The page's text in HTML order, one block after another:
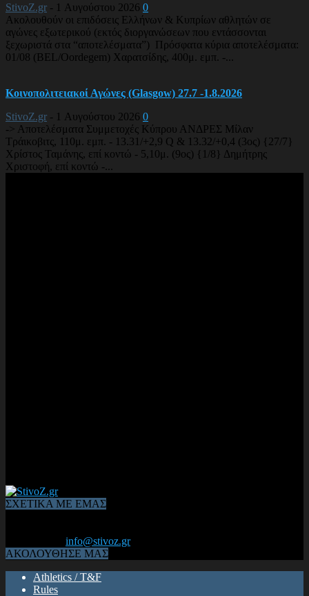
StivoZ.gr - 1 Αυγούστου 2026 0
Ακολουθούν οι επιδόσεις Ελλήνων & Κυπρίων αθλητών σε
αγώνες εξωτερικού (εκτός διοργανώσεων που εντάσσονται
ξεχωριστά στα “αποτελέσματα”) Πρόσφατα κύρια αποτελέσματα:
01/08 (BEL/Oordegem) Χαρατσίδης, 400μ. εμπ. -...
Κοινοπολιτειακοί Αγώνες (Glasgow) 27.7 -1.8.2026
StivoZ.gr - 1 Αυγούστου 2026 0
-> Αποτελέσματα Συμμετοχές Κύπρου ΑΝΔΡΕΣ Μίλαν
Τράικοβιτς, 110μ. εμπ. - 13.31/+2,9 Q & 13.32/+0,4 (3ος) {27/7}
Χρίστος Ταμάνης, επί κοντώ - 5,10μ. (9ος) {1/8} Δημήτρης
Χριστοφή, επί κοντώ -...
ΣΧΕΤΙΚΑ ΜΕ ΕΜΑΣ
info@stivoz.gr
ΑΚΟΛΟΥΘΗΣΕ ΜΑΣ
Athletics / T&F
Rules